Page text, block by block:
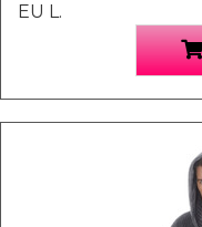
EU L.